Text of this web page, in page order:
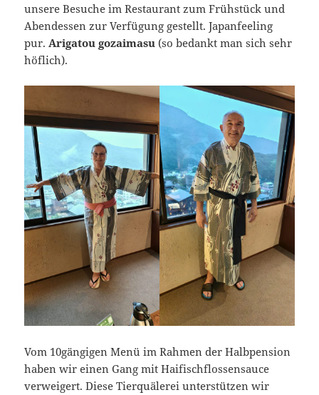
unsere Besuche im Restaurant zum Frühstück und
Abendessen zur Verfügung gestellt. Japanfeeling
pur.Arigatou gozaimasu (so bedankt man sich sehr
höflich).
Vom 10gängigen Menü im Rahmen der Halbpension
haben wir einen Gang mit Haifischflossensauce
verweigert. Diese Tierquälerei unterstützen wir